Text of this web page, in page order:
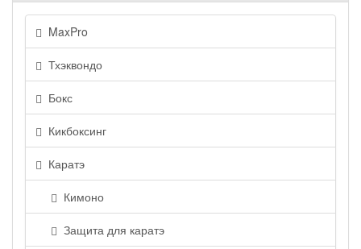
MaxPro
Тхэквондо
Бокс
Кикбоксинг
Каратэ
Кимоно
Защита для каратэ